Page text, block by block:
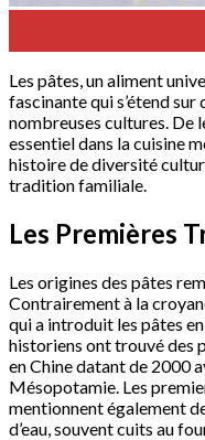
Les pâtes, un aliment
fascinante qui s’étend
nombreuses cultures. De
essentiel dans la cuisine
histoire de diversité
tradition familiale.
Les Premières
Les origines des pâtes
Contrairement à la
qui a introduit les pâtes
historiens ont trouvé des
en Chine datant de 2000
Mésopotamie. Les
mentionnent également
d’eau, souvent cuits au